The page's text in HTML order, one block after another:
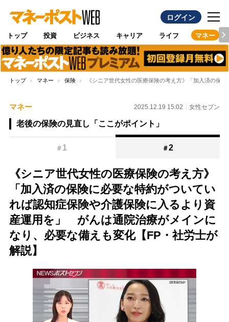
ログイン
トップ 投資 ビジネス キャリア ライフ マネー
トップ マネー 保険 《シニア世代女性の医療保険の考え方》「加入済の保
マネー 2025.12.19 15:02 女性セブン
老後の保険の見直し「ここがポイント」
＃ 1 ＃2
《シニア世代女性の医療保険の考え方》
「加入済の保険に必要な特約がついてい
れば認知症保険や介護保険に入るより資
産運用を」 がんは通院治療がメインに
なり、必要な備えも変化【FP・社労士が
解説】